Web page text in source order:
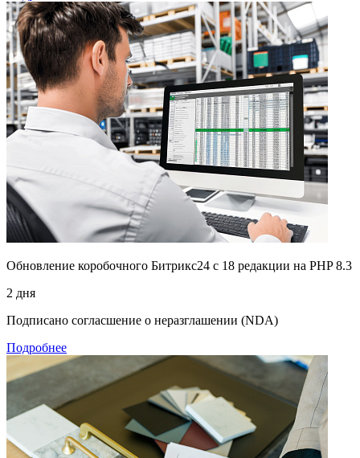
Обновление коробочного Битрикс24 с 18 редакции на PHP 8.3
2 дня
Подписано согласшение о неразглашении (NDA)
Подробнее